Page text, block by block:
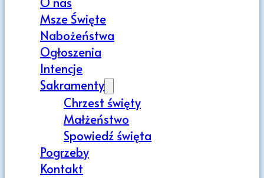
Msze Święte
Nabożeństwa
Ogłoszenia
Intencje
Sakramenty
Chrzest święty
Małżeństwo
Spowiedź święta
Pogrzeby
Kontakt